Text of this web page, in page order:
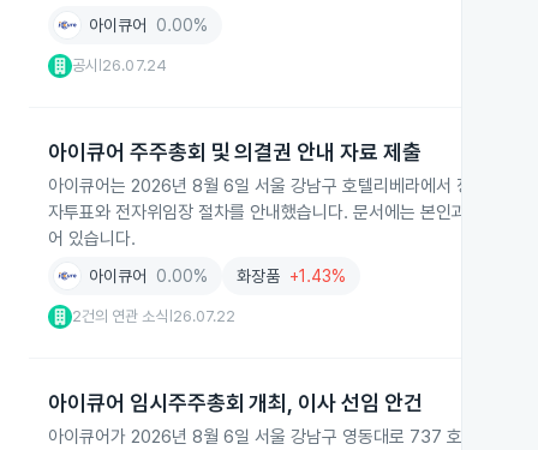
아이큐어 0.00%
공시 26.07.24
아이큐어 주주총회 및 의결권 안내 자료 제출
아이큐어는 2026년 8월 6일 서울 강남구 호텔리베라에서 정기주주
자투표와 전자위임장 절차를 안내했습니다. 문서에는 본인과 최대주
어 있습니다.
아이큐어 0.00% 화장품 +1.43%
2건의 연관 소식 26.07.22
아이큐어 임시주주총회 개최, 이사 선임 안건
아이큐어가 2026년 8월 6일 서울 강남구 영동대로 737 호텔리베라